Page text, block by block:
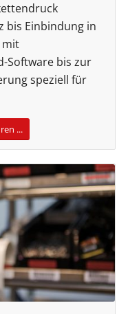
bis Einbindung in
mit
Software bis zur
speziell für
...